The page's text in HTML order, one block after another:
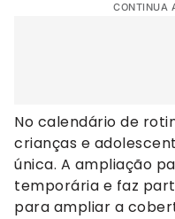
CONTINUA
No calendário de
crianças e
única. A ampliação
temporária e faz
para ampliar a